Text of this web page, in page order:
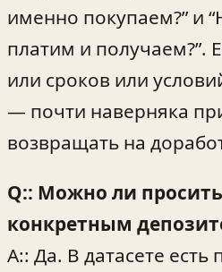
именно покупаем?” и
платим и получаем?”.
или сроков или
— почти наверняка
возвращать на
Q:: Можно ли
конкретным
A:: Да. В датасете